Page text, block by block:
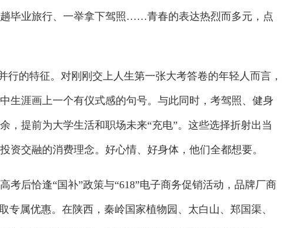
毕业旅行、一举拿下驾照……青春的表达热烈而多元，点
的特征。对刚刚交上人生第一张大考答卷的年轻人而言，
生涯画上一个有仪式感的句号。与此同时，考驾照、健身
，提前为大学生活和职场未来“充电”。这些选择折射出当
资交融的消费理念。好心情、好身体，他们全都想要。
后恰逢“国补”政策与“618”电子商务促销活动，品牌厂商
专属优惠。在陕西，秦岭国家植物园、太白山、郑国渠、